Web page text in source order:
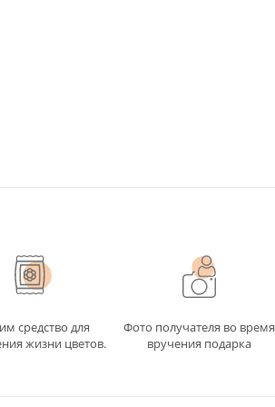
давно,
боли,
мир. Мы
онлайн
средство для
жизни цветов.
Фото получателя во время
вручения подарка